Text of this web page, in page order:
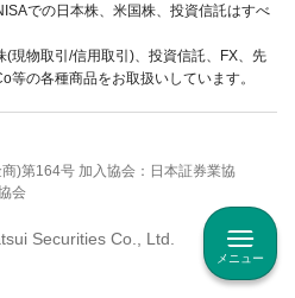
メニュー
での日本株、米国株、投資信託はすべ
(現物取引/信用取引)、投資信託、FX、先
の各種商品をお取扱いしています。
)第164号 加入協会：日本証券業協
会
Securities Co., Ltd.